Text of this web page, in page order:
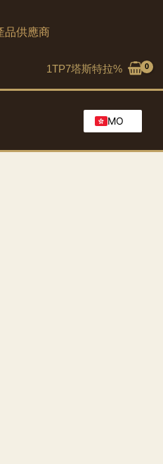
品供應商
1TP7塔斯特拉%
MO